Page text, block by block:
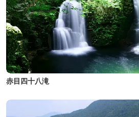
赤目四十八滝